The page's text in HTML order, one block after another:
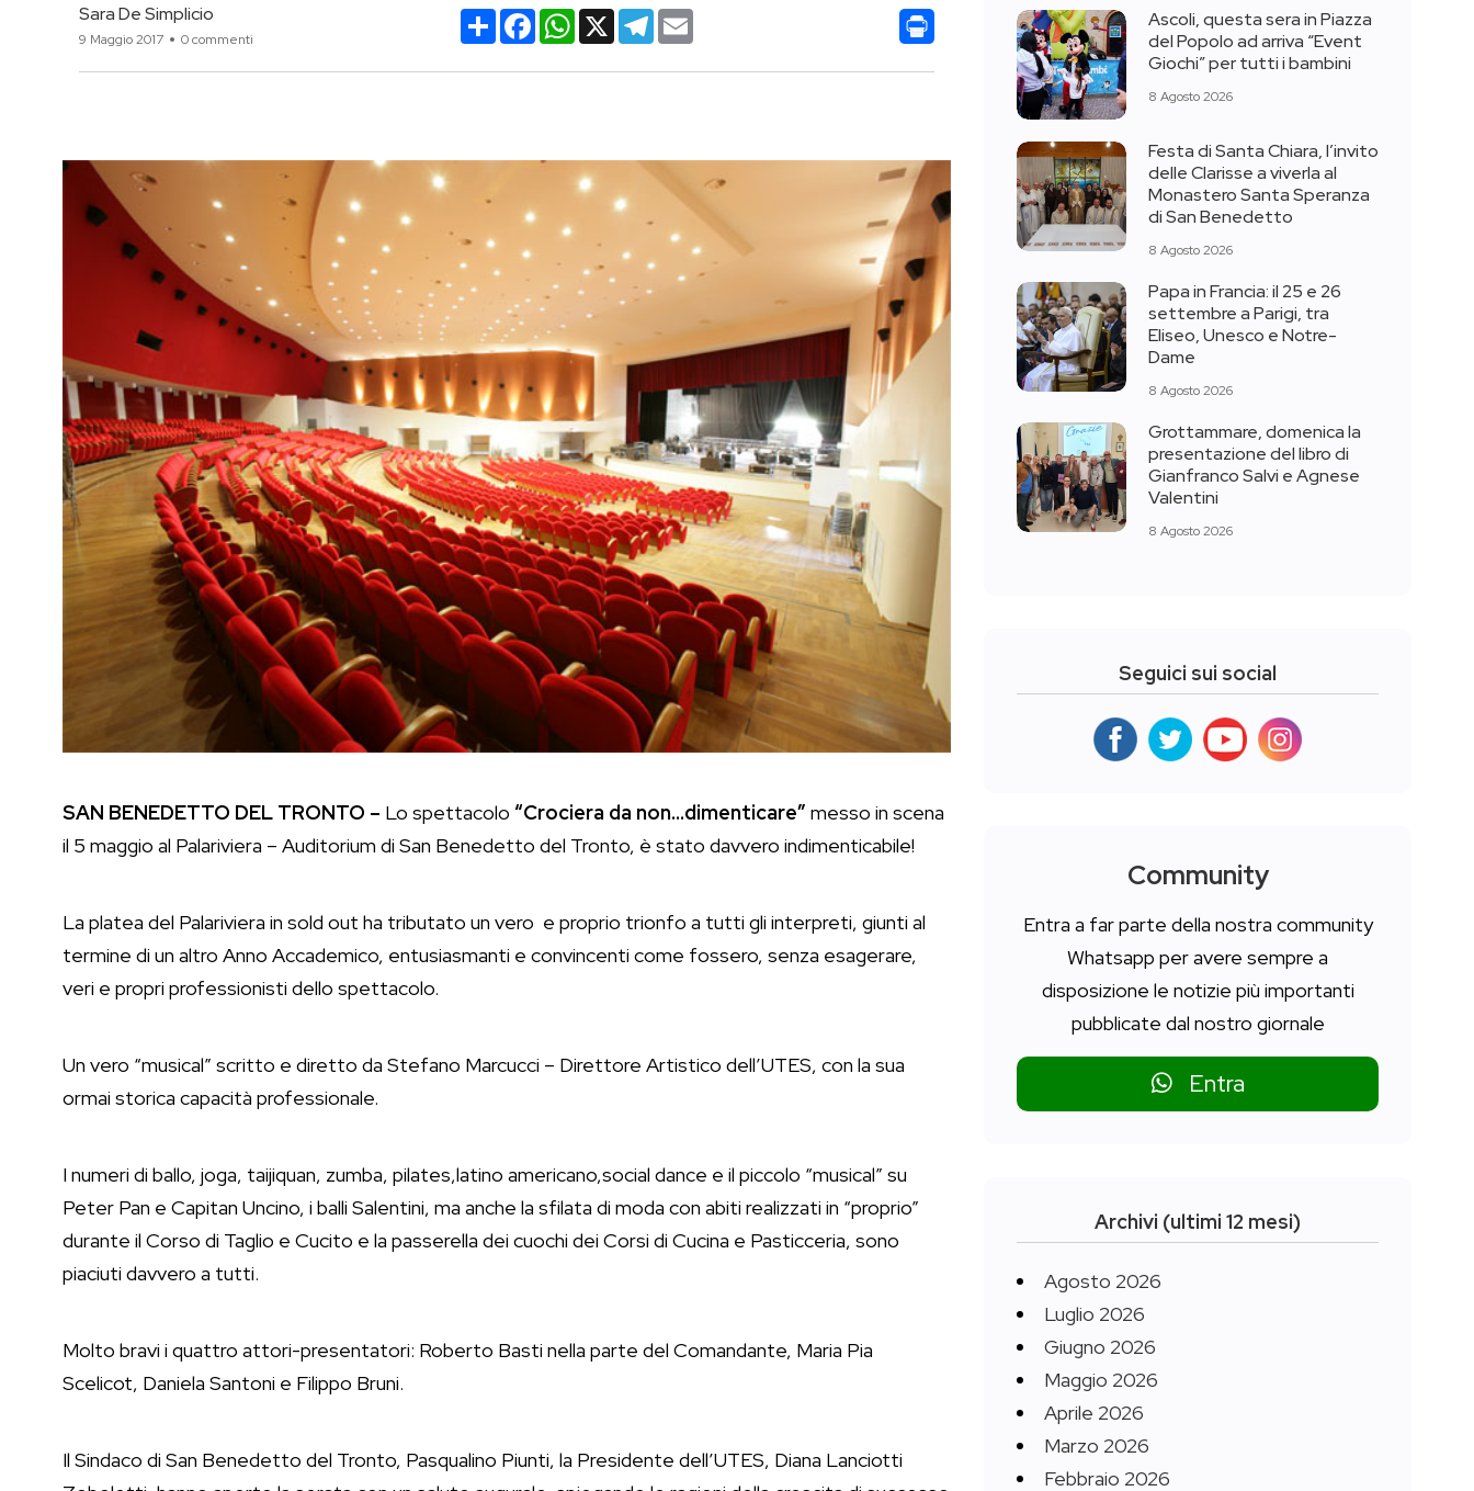
Sara De Simplicio
9 Maggio 2017 0 commenti
CondividiFacebook
WhatsApp
X Telegram
Email
SAN BENEDETTO DEL TRONTO – Lo spettacolo “Crociera da non…dimenticare” messo in scena
il 5 maggio al Palariviera – Auditorium di San Benedetto del Tronto, è stato davvero indimenticabile!
La platea del Palariviera in sold out ha tributato un vero e proprio trionfo a tutti gli interpreti, giunti al
termine di un altro Anno Accademico, entusiasmanti e convincenti come fossero, senza esagerare,
veri e propri professionisti dello spettacolo.
Un vero “musical” scritto e diretto da Stefano Marcucci – Direttore Artistico dell’UTES, con la sua
ormai storica capacità professionale.
I numeri di ballo, joga, taijiquan, zumba, pilates,latino americano,social dance e il piccolo “musical” su
Peter Pan e Capitan Uncino, i balli Salentini, ma anche la sfilata di moda con abiti realizzati in “proprio”
durante il Corso di Taglio e Cucito e la passerella dei cuochi dei Corsi di Cucina e Pasticceria, sono
piaciuti davvero a tutti.
Molto bravi i quattro attori-presentatori: Roberto Basti nella parte del Comandante, Maria Pia
Scelicot, Daniela Santoni e Filippo Bruni.
Il Sindaco di San Benedetto del Tronto, Pasqualino Piunti, la Presidente dell’UTES, Diana Lanciotti
Ascoli, questa sera in Piazza
del Popolo ad arriva “Event
Giochi” per tutti i bambini
8 Agosto 2026
Festa di Santa Chiara, l’invito
delle Clarisse a viverla al
Monastero Santa Speranza
di San Benedetto
8 Agosto 2026
Papa in Francia: il 25 e 26
settembre a Parigi, tra
Eliseo, Unesco e Notre-
Dame
8 Agosto 2026
Grottammare, domenica la
presentazione del libro di
Gianfranco Salvi e Agnese
Valentini
8 Agosto 2026
Seguici sui social
Community
Entra a far parte della nostra community
Whatsapp per avere sempre a
disposizione le notizie più importanti
pubblicate dal nostro giornale
Entra
Archivi (ultimi 12 mesi)
Agosto 2026
Luglio 2026
Giugno 2026
Maggio 2026
Aprile 2026
Marzo 2026
Febbraio 2026